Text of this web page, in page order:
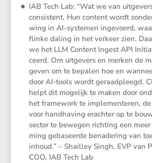
IAB Tech Lab: “Wat we van
consis­tent. Hun content wordt
wing in AI-systemen ingevoerd,
flinke daling in het verkeer zien.
we het LLM Content Ingest API
ceerd. Om uitge­vers en merken de
geven om te bepalen hoe en
door AI-tools wordt geraad­pleegd.
helpt dit mogelijk te maken door
het frame­work te imple­men­teren,
voor handha­ving erachter op te
sector te bewegen richting een
ming gebaseerde benade­ring van
inhoud.” – Shailley Singh, EVP van
COO, IAB Tech Lab